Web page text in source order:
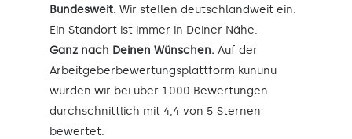
Bundesweit. Wir stellen deutschlandweit ein.
Ein Standort ist immer in Deiner Nähe.
Ganz nach Deinen Wünschen. Auf der
Arbeitgeberbewertungsplattform kununu
wurden wir bei über 1.000 Bewertungen
durchschnittlich mit 4,4 von 5 Sternen
bewertet.